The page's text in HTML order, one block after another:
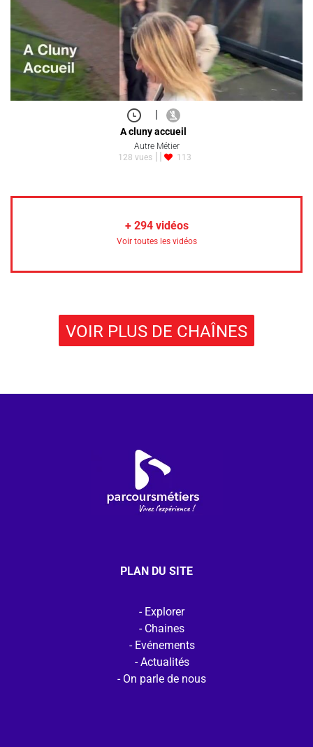
A cluny accueil
Autre Métier
128 vues
113
+ 294vidéos
Voir toutes les vidéos
VOIR PLUS DE CHAÎNES
PLAN DU SITE
Explorer
Chaines
Evénements
Actualités
On parle de nous